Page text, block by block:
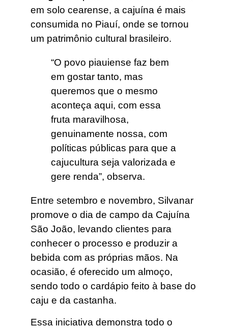
em solo cearense, a cajuína é mais
consumida no Piauí, onde se tornou
um patrimônio cultural brasileiro.
“O povo piauiense faz bem
em gostar tanto, mas
queremos que o mesmo
aconteça aqui, com essa
fruta maravilhosa,
genuinamente nossa, com
políticas públicas para que a
cajucultura seja valorizada e
gere renda”, observa.
Entre setembro e novembro, Silvanar
promove o dia de campo da Cajuína
São João, levando clientes para
conhecer o processo e produzir a
bebida com as próprias mãos. Na
ocasião, é oferecido um almoço,
sendo todo o cardápio feito à base do
caju e da castanha.
Essa iniciativa demonstra todo o